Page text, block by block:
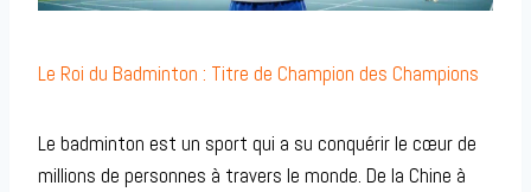
Le Roi du Badminton : Titre de Champion des Champions
Le badminton est un sport qui a su conquérir le cœur de
millions de personnes à travers le monde. De la Chine à